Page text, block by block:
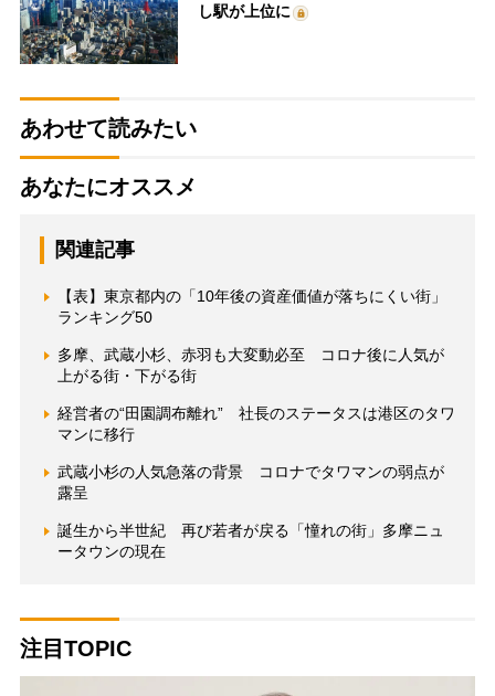
し駅が上位に
あわせて読みたい
あなたにオススメ
関連記事
【表】東京都内の「10年後の資産価値が落ちにくい街」
ランキング50
多摩、武蔵小杉、赤羽も大変動必至 コロナ後に人気が
上がる街・下がる街
経営者の“田園調布離れ” 社長のステータスは港区のタワ
マンに移行
武蔵小杉の人気急落の背景 コロナでタワマンの弱点が
露呈
誕生から半世紀 再び若者が戻る「憧れの街」多摩ニュ
ータウンの現在
注目TOPIC